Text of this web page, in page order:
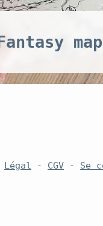
Légal - CGV - Se